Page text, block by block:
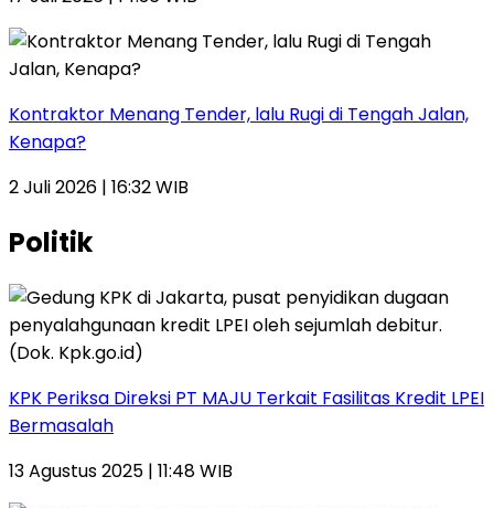
Kontraktor Menang Tender, lalu Rugi di Tengah Jalan,
Kenapa?
2 Juli 2026 | 16:32 WIB
Politik
KPK Periksa Direksi PT MAJU Terkait Fasilitas Kredit LPEI
Bermasalah
13 Agustus 2025 | 11:48 WIB